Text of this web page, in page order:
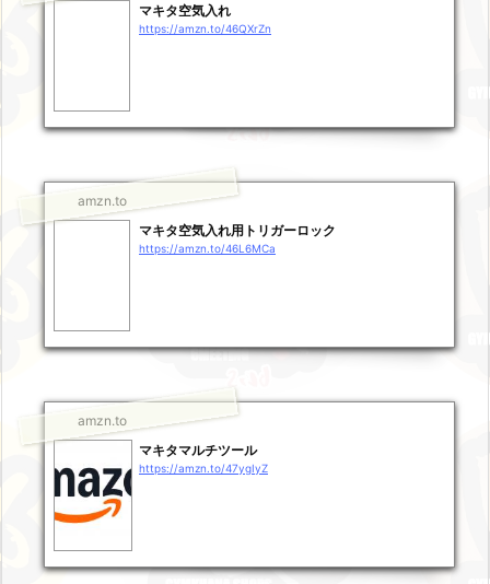
マキタ空気入れ
https://amzn.to/46QXrZn
amzn.to
マキタ空気入れ用トリガーロック
https://amzn.to/46L6MCa
amzn.to
マキタマルチツール
https://amzn.to/47ygIyZ